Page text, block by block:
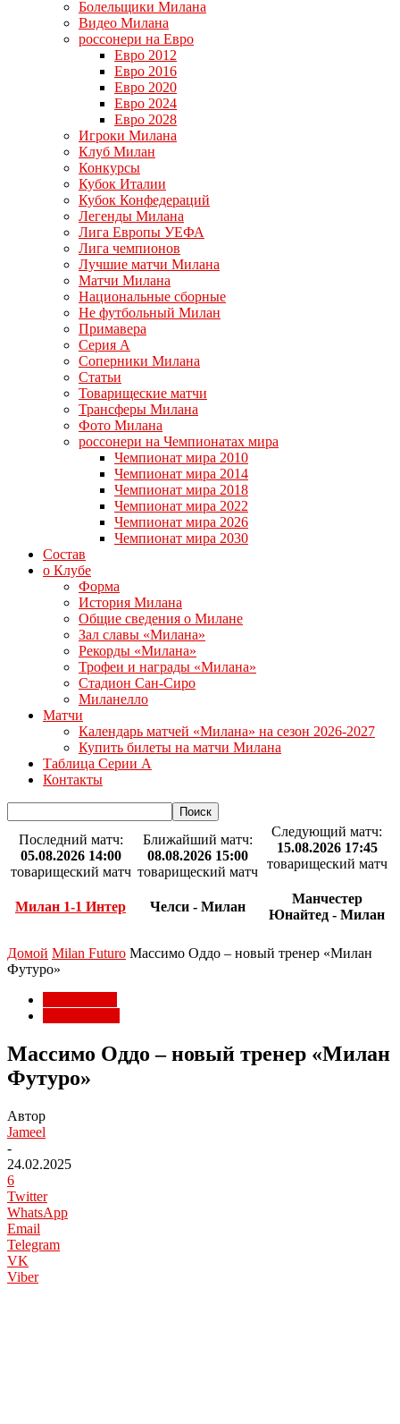
Болельщики Милана
Видео Милана
россонери на Евро
Евро 2012
Евро 2016
Евро 2020
Евро 2024
Евро 2028
Игроки Милана
Клуб Милан
Конкурсы
Кубок Италии
Кубок Конфедераций
Легенды Милана
Лига Европы УЕФА
Лига чемпионов
Лучшие матчи Милана
Матчи Милана
Национальные сборные
Не футбольный Милан
Примавера
Серия А
Соперники Милана
Статьи
Товарищеские матчи
Трансферы Милана
Фото Милана
россонери на Чемпионатах мира
Чемпионат мира 2010
Чемпионат мира 2014
Чемпионат мира 2018
Чемпионат мира 2022
Чемпионат мира 2026
Чемпионат мира 2030
Состав
о Клубе
Форма
История Милана
Общие сведения о Милане
Зал славы «Милана»
Рекорды «Милана»
Трофеи и награды «Милана»
Стадион Сан-Сиро
Миланелло
Матчи
Календарь матчей «Милана» на сезон 2026-2027
Купить билеты на матчи Милана
Таблица Серии А
Контакты
Последний матч:
05.08.2026 14:00
товарищеский матч
Милан 1-1 Интер
Ближайший матч:
08.08.2026 15:00
товарищеский матч
Челси - Милан
Следующий матч:
15.08.2026 17:45
товарищеский матч
Манчестер
Юнайтед - Милан
Домой Milan Futuro Массимо Оддо – новый тренер «Милан
Футуро»
Массимо Оддо – новый тренер «Милан
Футуро»
Автор
Jameel
-
24.02.2025
6
Twitter
WhatsApp
Email
Telegram
VK
Viber